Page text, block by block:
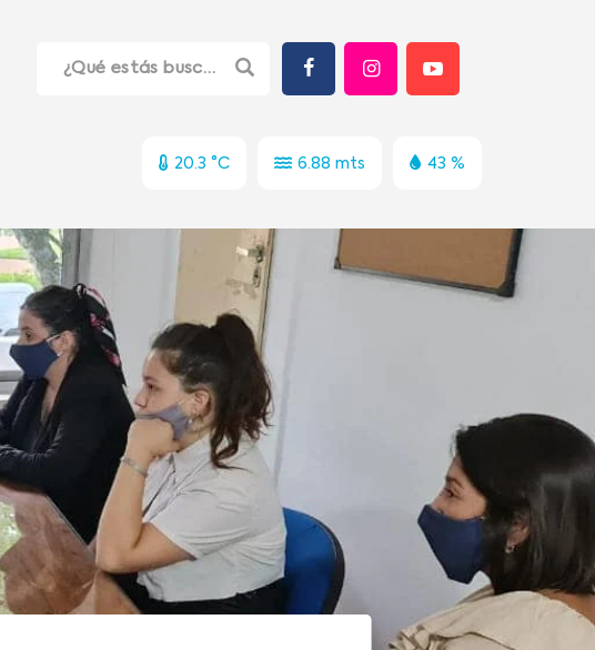
20.3 °C 6.88 mts 43 %